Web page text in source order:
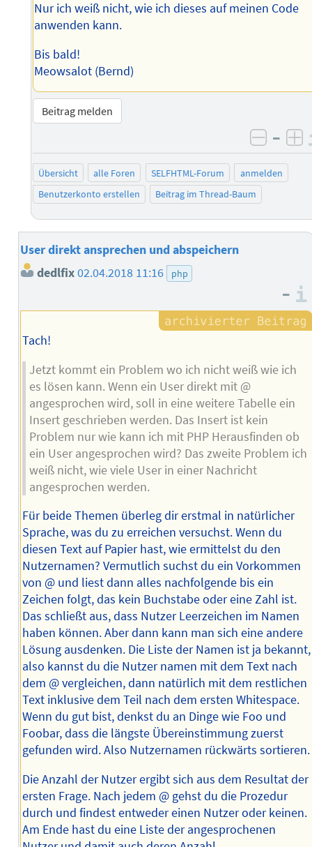
Nur ich weiß nicht, wie ich dieses auf meinen Code
anwenden kann.
Bis bald!
Meowsalot (Bernd)
Beitrag melden
–
Übersicht alle Foren SELFHTML-Forum
anmelden
Benutzerkonto erstellen
Beitrag im Thread-Baum
User direkt ansprechen und abspeichern
dedlfix02.04.2018 11:16 php
–
Tach!
Jetzt kommt ein Problem wo ich nicht weiß wie ich
es lösen kann. Wenn ein User direkt mit @
angesprochen wird, soll in eine weitere Tabelle ein
Insert geschrieben werden. Das Insert ist kein
Problem nur wie kann ich mit PHP Herausfinden ob
ein User angesprochen wird? Das zweite Problem ich
weiß nicht, wie viele User in einer Nachricht
angesprochen werden.
Für beide Themen überleg dir erstmal in natürlicher
Sprache, was du zu erreichen versuchst. Wenn du
diesen Text auf Papier hast, wie ermittelst du den
Nutzernamen? Vermutlich suchst du ein Vorkommen
von @ und liest dann alles nachfolgende bis ein
Zeichen folgt, das kein Buchstabe oder eine Zahl ist.
Das schließt aus, dass Nutzer Leerzeichen im Namen
haben können. Aber dann kann man sich eine andere
Lösung ausdenken. Die Liste der Namen ist ja bekannt,
also kannst du die Nutzer namen mit dem Text nach
dem @ vergleichen, dann natürlich mit dem restlichen
Text inklusive dem Teil nach dem ersten Whitespace.
Wenn du gut bist, denkst du an Dinge wie Foo und
Foobar, dass die längste Übereinstimmung zuerst
gefunden wird. Also Nutzernamen rückwärts sortieren.
Die Anzahl der Nutzer ergibt sich aus dem Resultat der
ersten Frage. Nach jedem @ gehst du die Prozedur
durch und findest entweder einen Nutzer oder keinen.
Am Ende hast du eine Liste der angesprochenen